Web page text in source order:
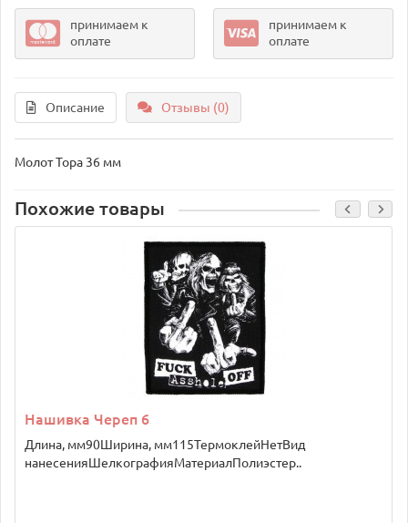
принимаем к
оплате
принимаем к
оплате
Описание Отзывы (0)
Молот Тора 36 мм
Похожие товары
Нашивка Череп 6
Длина, мм90Ширина, мм115ТермоклейНетВид
нанесенияШелкографияМатериалПолиэстер..